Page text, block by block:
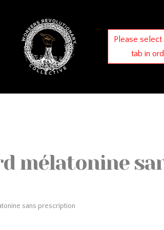
Please
tab in
mélatonine
sans prescription